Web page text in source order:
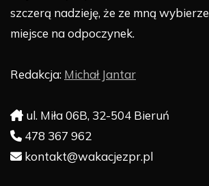
szczerą nadzieję, że ze mną
miejsce na odpoczynek.
Redakcja: Michał Jantar
ul. Miła 06B, 32-504 Bieruń
478 367 962
kontakt@wakacjezpr.pl